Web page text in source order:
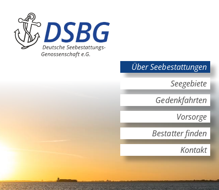
Hauptinhalt
Hauptnavigation
Über Seebestattungen
Seegebiete
Gedenkfahrten
Vorsorge
Bestatter finden
Kontakt